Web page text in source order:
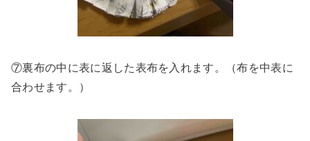
⑦裏布の中に表に返した表布を入れます。（布を中表に
合わせます。）